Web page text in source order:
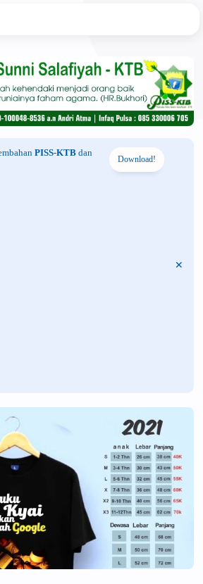
PISS-KTB dan
Download!